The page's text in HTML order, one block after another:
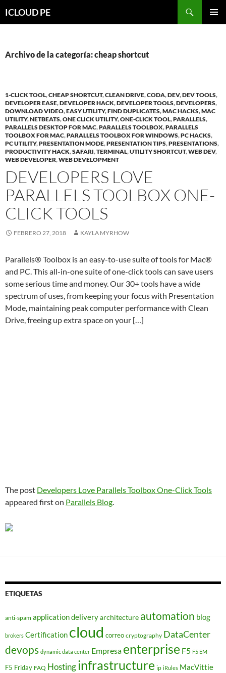
hacia
ICLOUD PE
Archivo de la categoría: cheap shortcut
1-CLICK TOOL,CHEAP SHORTCUT,CLEAN DRIVE,CODA,DEV,DEV TOOLS,
DEVELOPER EASE,DEVELOPER HACK,DEVELOPER TOOLS,DEVELOPERS,
DOWNLOAD VIDEO,EASY UTILITY,FIND DUPLICATES,MAC HACKS,MAC
UTILITY,NETBEATS,ONE CLICK UTILITY,ONE-CLICK TOOL,PARALLELS,
PARALLELS DESKTOP FOR MAC,PARALLELS TOOLBOX,PARALLELS
TOOLBOX FOR MAC,PARALLELS TOOLBOX FOR WINDOWS,PC HACKS,
PC UTILITY,PRESENTATION MODE,PRESENTATION TIPS,PRESENTATIONS,
PRODUCTIVITY HACK,SAFARI,TERMINAL,UTILITY SHORTCUT,WEB DEV,
WEB DEVELOPER,WEB DEVELOPMENT
DEVELOPERS LOVE
PARALLELS TOOLBOX ONE-
CLICK TOOLS
FEBRERO 27, 2018 KAYLA MYRHOW
Parallels® Toolbox is an easy-to-use suite of tools for Mac®
and PC. This all-in-one suite of one-click tools can save users
some serious time and money. Our 30+ tools have a wide
spectrum of uses, from keeping your focus with Presentation
Mode, maintaining peak computer performance with Clean
Drive, freeing up extra space on your […]
The post Developers Love Parallels Toolbox One-Click Tools
appeared first on Parallels Blog.
ETIQUETAS
anti-spam application deliveryarchitecture automation blog
brokers Certification cloud correo cryptography DataCenter
devops dynamic data center Empresa enterprise F5 F5 EM
F5 Friday FAQ Hostinginfrastructure ip iRules MacVittie